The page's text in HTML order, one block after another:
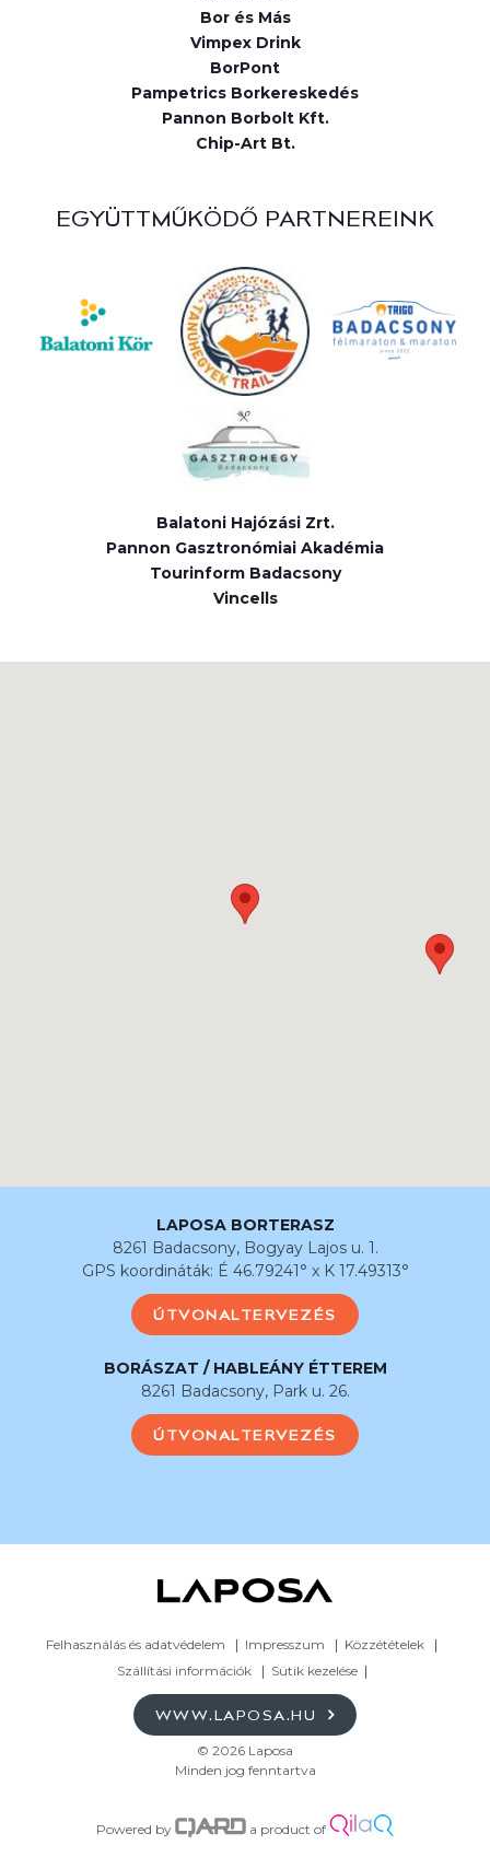
Bor és Más
Vimpex Drink
BorPont
Pampetrics Borkereskedés
Pannon Borbolt Kft.
Chip-Art Bt.
EGYÜTTMŰKÖDŐ PARTNEREINK
Balatoni Hajózási Zrt.
Pannon Gasztronómiai Akadémia
Tourinform Badacsony
Vincells
LAPOSA BORTERASZ
8261 Badacsony, Bogyay Lajos u. 1.
GPS koordináták: É 46.79241° x K 17.49313°
ÚTVONALTERVEZÉS
BORÁSZAT / HABLEÁNY ÉTTEREM
8261 Badacsony, Park u. 26.
ÚTVONALTERVEZÉS
Felhasználás és adatvédelem Impresszum
Közzétételek
Szállítási információk
Sütik kezelése
WWW.LAPOSA.HU
© 2026 Laposa
Minden jog fenntartva
Powered by a product of